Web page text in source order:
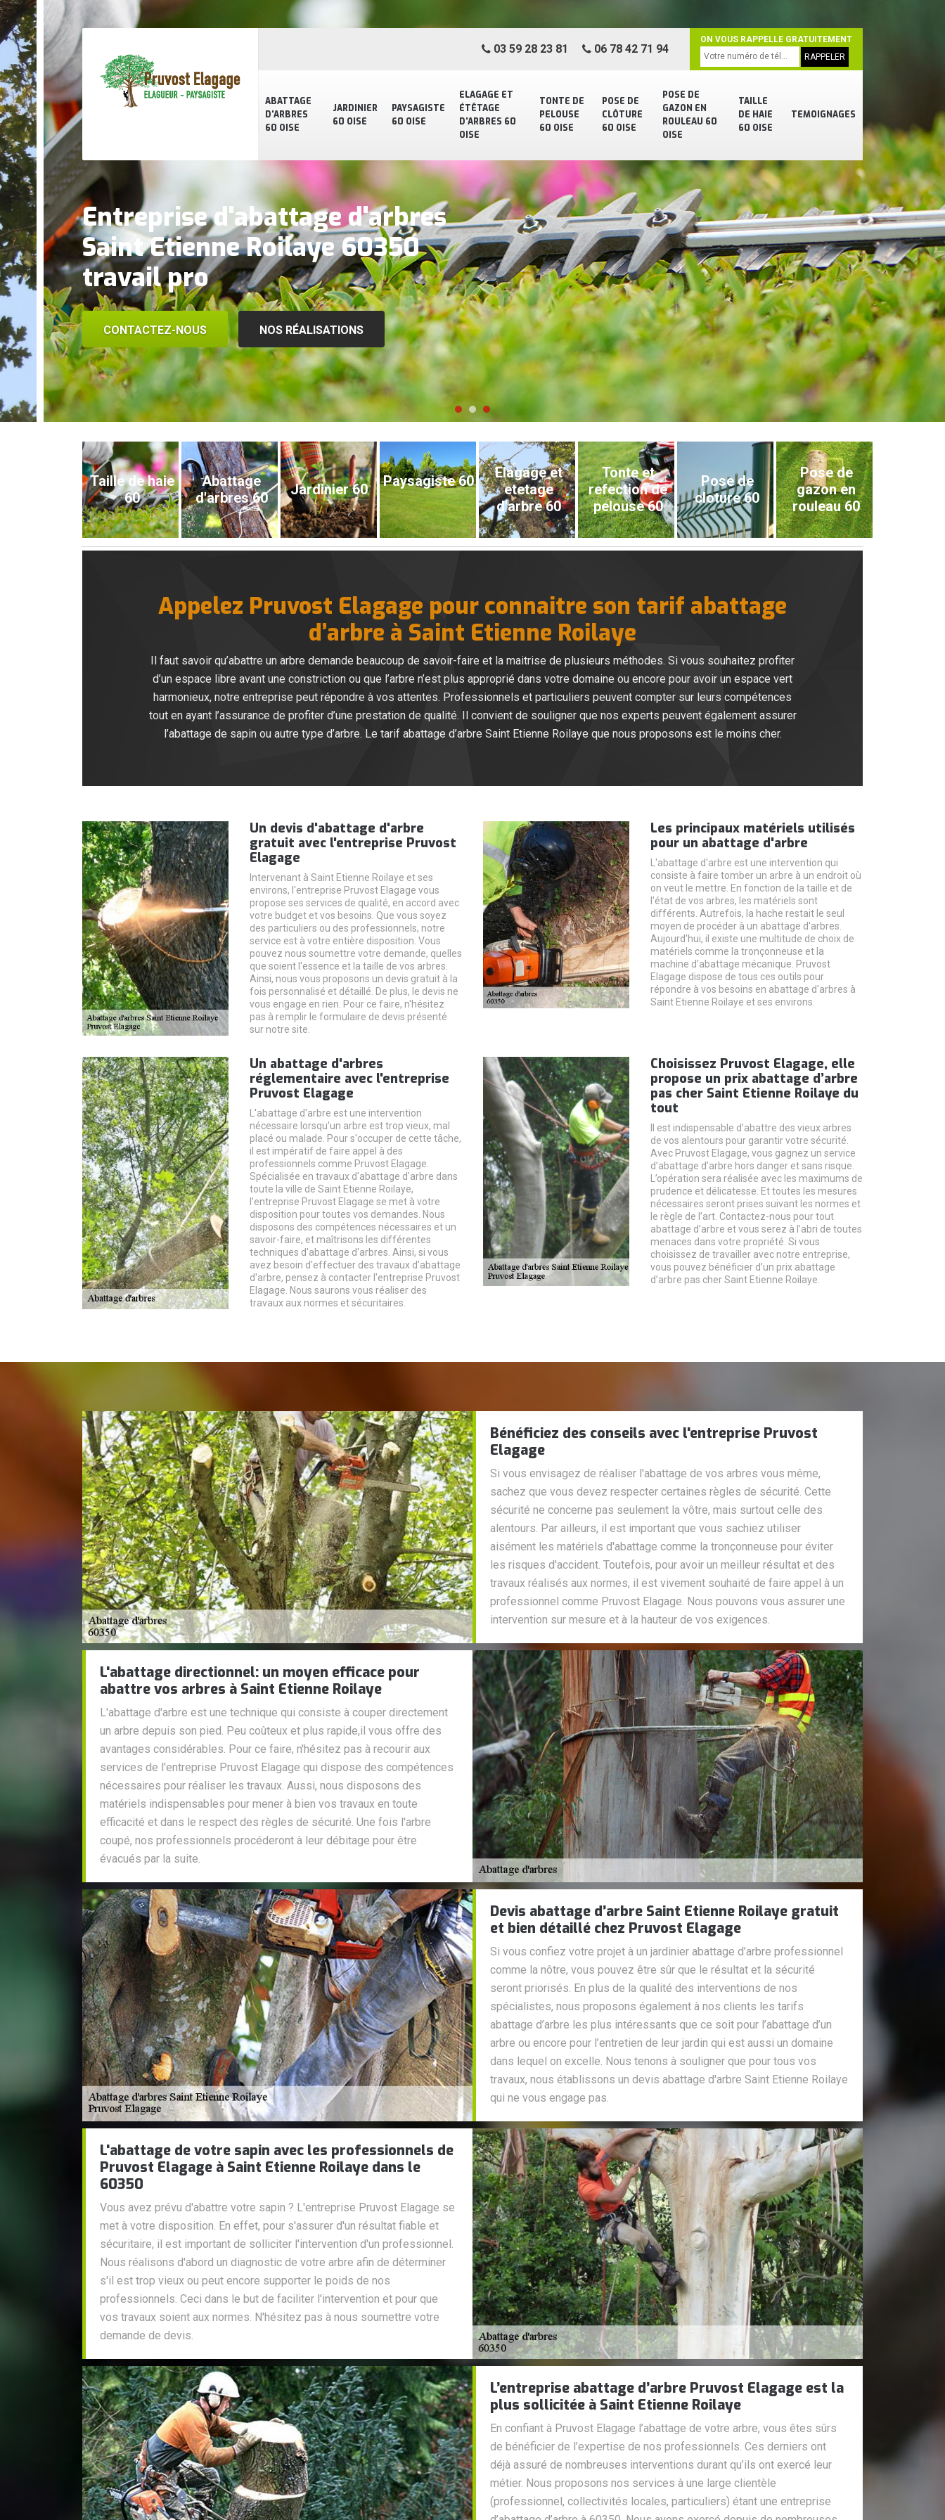
ABATTAGE
D'ARBRES
60 OISE
JARDINIER
60 OISE
PAYSAGISTE
60 OISE
ELAGAGE ET
ÉTÊTAGE
D'ARBRES 60
OISE
TONTE DE
PELOUSE
60 OISE
POSE DE
CLÔTURE
60 OISE
POSE DE
GAZON EN
ROULEAU 60
OISE
TAILLE
DE HAIE
60 OISE
TEMOIGNAGES
03 59 28 23 81 06 78 42 71 94
ON VOUS RAPPELLE GRATUITEMENT
Entreprise d'abattage d'arbres
Saint Etienne Roilaye 60350
travail pro
CONTACTEZ-NOUS NOS RÉALISATIONS
Taille de haie
60
Abattage
d'arbres 60
Jardinier 60 Paysagiste 60
Elagage et
etetage
d'arbre 60
Tonte et
refection de
pelouse 60
Pose de
cloture 60
Pose de
gazon en
rouleau 60
Appelez Pruvost Elagage pour connaitre son tarif abattage
d’arbre à Saint Etienne Roilaye
Il faut savoir qu’abattre un arbre demande beaucoup de savoir-faire et la maitrise de plusieurs méthodes. Si vous souhaitez profiter
d’un espace libre avant une constriction ou que l’arbre n’est plus approprié dans votre domaine ou encore pour avoir un espace vert
harmonieux, notre entreprise peut répondre à vos attentes. Professionnels et particuliers peuvent compter sur leurs compétences
tout en ayant l’assurance de profiter d’une prestation de qualité. Il convient de souligner que nos experts peuvent également assurer
l’abattage de sapin ou autre type d’arbre. Le tarif abattage d’arbre Saint Etienne Roilaye que nous proposons est le moins cher.
Un devis d'abattage d'arbre
gratuit avec l'entreprise Pruvost
Elagage
Intervenant à Saint Etienne Roilaye et ses
environs, l'entreprise Pruvost Elagage vous
propose ses services de qualité, en accord avec
votre budget et vos besoins. Que vous soyez
des particuliers ou des professionnels, notre
service est à votre entière disposition. Vous
pouvez nous soumettre votre demande, quelles
que soient l'essence et la taille de vos arbres.
Ainsi, nous vous proposons un devis gratuit à la
fois personnalisé et détaillé. De plus, le devis ne
vous engage en rien. Pour ce faire, n'hésitez
pas à remplir le formulaire de devis présenté
sur notre site.
Les principaux matériels utilisés
pour un abattage d'arbre
L'abattage d'arbre est une intervention qui
consiste à faire tomber un arbre à un endroit où
on veut le mettre. En fonction de la taille et de
l'état de vos arbres, les matériels sont
différents. Autrefois, la hache restait le seul
moyen de procéder à un abattage d'arbres.
Aujourd'hui, il existe une multitude de choix de
matériels comme la tronçonneuse et la
machine d'abattage mécanique. Pruvost
Elagage dispose de tous ces outils pour
répondre à vos besoins en abattage d'arbres à
Saint Etienne Roilaye et ses environs.
Un abattage d'arbres
réglementaire avec l'entreprise
Pruvost Elagage
L'abattage d'arbre est une intervention
nécessaire lorsqu'un arbre est trop vieux, mal
placé ou malade. Pour s'occuper de cette tâche,
il est impératif de faire appel à des
professionnels comme Pruvost Elagage.
Spécialisée en travaux d'abattage d'arbre dans
toute la ville de Saint Etienne Roilaye,
l'entreprise Pruvost Elagage se met à votre
disposition pour toutes vos demandes. Nous
disposons des compétences nécessaires et un
savoir-faire, et maîtrisons les différentes
techniques d'abattage d'arbres. Ainsi, si vous
avez besoin d'effectuer des travaux d'abattage
d'arbre, pensez à contacter l'entreprise Pruvost
Elagage. Nous saurons vous réaliser des
travaux aux normes et sécuritaires.
Choisissez Pruvost Elagage, elle
propose un prix abattage d’arbre
pas cher Saint Etienne Roilaye du
tout
Il est indispensable d’abattre des vieux arbres
de vos alentours pour garantir votre sécurité.
Avec Pruvost Elagage, vous gagnez un service
d’abattage d’arbre hors danger et sans risque.
L’opération sera réalisée avec les maximums de
prudence et délicatesse. Et toutes les mesures
nécessaires seront prises suivant les normes et
le règle de l’art. Contactez-nous pour tout
abattage d’arbre et vous serez à l’abri de toutes
menaces dans votre propriété. Si vous
choisissez de travailler avec notre entreprise,
vous pouvez bénéficier d’un prix abattage
d’arbre pas cher Saint Etienne Roilaye.
Bénéficiez des conseils avec l'entreprise Pruvost
Elagage
Si vous envisagez de réaliser l'abattage de vos arbres vous même,
sachez que vous devez respecter certaines règles de sécurité. Cette
sécurité ne concerne pas seulement la vôtre, mais surtout celle des
alentours. Par ailleurs, il est important que vous sachiez utiliser
aisément les matériels d'abattage comme la tronçonneuse pour éviter
les risques d'accident. Toutefois, pour avoir un meilleur résultat et des
travaux réalisés aux normes, il est vivement souhaité de faire appel à un
professionnel comme Pruvost Elagage. Nous pouvons vous assurer une
intervention sur mesure et à la hauteur de vos exigences.
L'abattage directionnel: un moyen efficace pour
abattre vos arbres à Saint Etienne Roilaye
L'abattage d'arbre est une technique qui consiste à couper directement
un arbre depuis son pied. Peu coûteux et plus rapide,il vous offre des
avantages considérables. Pour ce faire, n'hésitez pas à recourir aux
services de l'entreprise Pruvost Elagage qui dispose des compétences
nécessaires pour réaliser les travaux. Aussi, nous disposons des
matériels indispensables pour mener à bien vos travaux en toute
efficacité et dans le respect des règles de sécurité. Une fois l'arbre
coupé, nos professionnels procéderont à leur débitage pour être
évacués par la suite.
Devis abattage d’arbre Saint Etienne Roilaye gratuit
et bien détaillé chez Pruvost Elagage
Si vous confiez votre projet à un jardinier abattage d’arbre professionnel
comme la nôtre, vous pouvez être sûr que le résultat et la sécurité
seront priorisés. En plus de la qualité des interventions de nos
spécialistes, nous proposons également à nos clients les tarifs
abattage d’arbre les plus intéressants que ce soit pour l’abattage d’un
arbre ou encore pour l’entretien de leur jardin qui est aussi un domaine
dans lequel on excelle. Nous tenons à souligner que pour tous vos
travaux, nous établissons un devis abattage d'arbre Saint Etienne Roilaye
qui ne vous engage pas.
L'abattage de votre sapin avec les professionnels de
Pruvost Elagage à Saint Etienne Roilaye dans le
60350
Vous avez prévu d'abattre votre sapin ? L'entreprise Pruvost Elagage se
met à votre disposition. En effet, pour s'assurer d'un résultat fiable et
sécuritaire, il est important de solliciter l'intervention d'un professionnel.
Nous réalisons d'abord un diagnostic de votre arbre afin de déterminer
s'il est trop vieux ou peut encore supporter le poids de nos
professionnels. Ceci dans le but de faciliter l'intervention et pour que
vos travaux soient aux normes. N'hésitez pas à nous soumettre votre
demande de devis.
L’entreprise abattage d’arbre Pruvost Elagage est la
plus sollicitée à Saint Etienne Roilaye
En confiant à Pruvost Elagage l’abattage de votre arbre, vous êtes sûrs
de bénéficier de l’expertise de nos professionnels. Ces derniers ont
déjà assuré de nombreuses interventions durant qu’ils ont exercé leur
métier. Nous proposons nos services à une large clientèle
(professionnel, collectivités locales, particuliers) étant une entreprise